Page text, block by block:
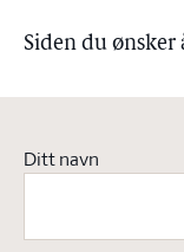
Siden du ønsker
Ditt navn